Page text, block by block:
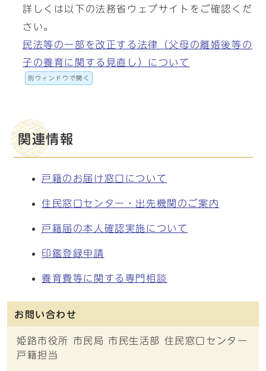
詳しくは以下の法務省ウェブサイトをご確認くだ
さい。
民法等の一部を改正する法律（父母の離婚後等の
子の養育に関する見直し）について
別ウィンドウで開く
関連情報
戸籍のお届け窓口について
住民窓口センター・出先機関のご案内
戸籍届の本人確認実施について
印鑑登録申請
養育費等に関する専門相談
お問い合わせ
姫路市役所 市民局 市民生活部 住民窓口センター
戸籍担当